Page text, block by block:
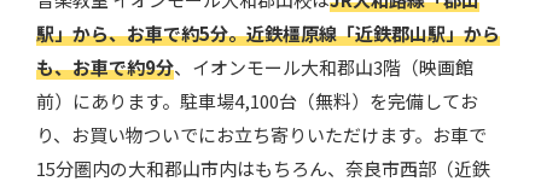
駅」から、お車で約5分。近鉄橿原線「近鉄郡山駅」から
も、お車で約9分、イオンモール大和郡山3階（映画館
前）にあります。駐車場4,100台（無料）を完備してお
り、お買い物ついでにお立ち寄りいただけます。お車で
15分圏内の大和郡山市内はもちろん、奈良市西部（近鉄